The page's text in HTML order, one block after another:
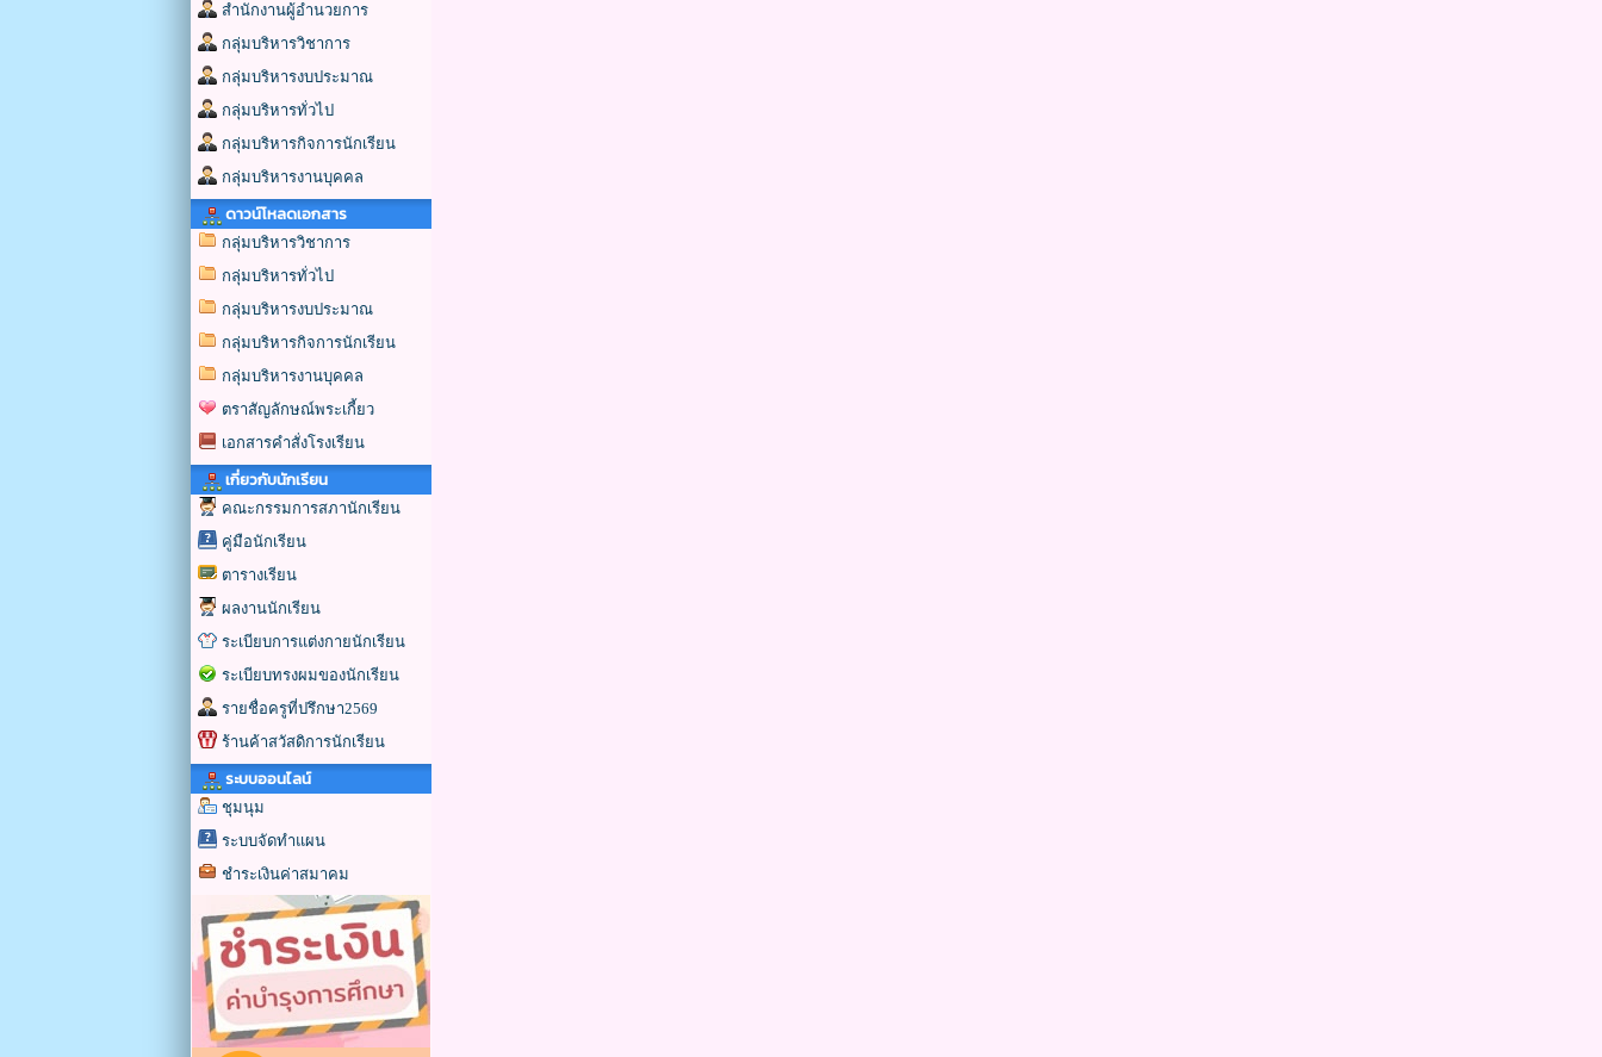
สำนักงานผู้อำนวยการ
กลุ่มบริหารวิชาการ
กลุ่มบริหารงบประมาณ
กลุ่มบริหารทั่วไป
กลุ่มบริหารกิจการนักเรียน
กลุ่มบริหารงานบุคคล
ดาวน์โหลดเอกสาร
กลุ่มบริหารวิชาการ
กลุ่มบริหารทั่วไป
กลุ่มบริหารงบประมาณ
กลุ่มบริหารกิจการนักเรียน
กลุ่มบริหารงานบุคคล
ตราสัญลักษณ์พระเกี้ยว
เอกสารคำสั่งโรงเรียน
เกี่ยวกับนักเรียน
คณะกรรมการสภานักเรียน
คู่มือนักเรียน
ตารางเรียน
ผลงานนักเรียน
ระเบียบการแต่งกายนักเรียน
ระเบียบทรงผมของนักเรียน
รายชื่อครูที่ปรึกษา2569
ร้านค้าสวัสดิการนักเรียน
ระบบออนไลน์
ชุมนุม
ระบบจัดทำแผน
ชำระเงินค่าสมาคม